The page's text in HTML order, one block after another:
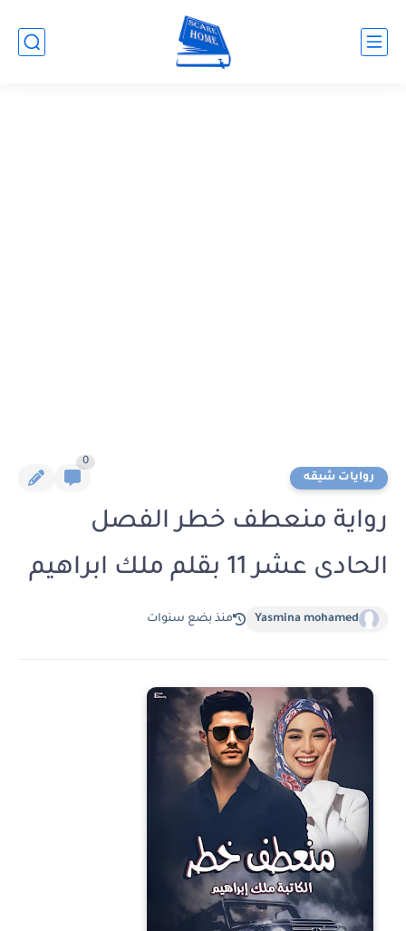
روايات شيقه
0
رواية منعطف خطر الفصل
الحادى عشر 11 بقلم ملك ابراهيم
Yasmina mohamed منذ بضع سنوات